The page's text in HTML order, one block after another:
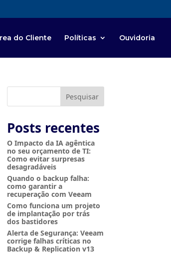
do Cliente Políticas Ouvidoria
Pesquisar
Posts recentes
O Impacto da IA agêntica
no seu orçamento de TI:
Como evitar surpresas
desagradáveis
Quando o backup falha:
como garantir a
recuperação com Veeam
Como funciona um projeto
de implantação por trás
dos bastidores
Alerta de Segurança: Veeam
corrige falhas críticas no
Backup & Replication v13